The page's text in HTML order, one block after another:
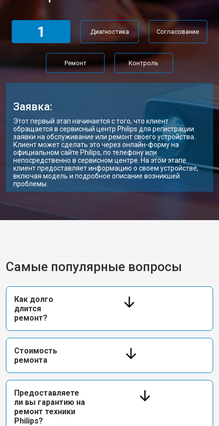
1 Диагностика Согласование
Ремонт Контроль
Заявка:
Этот первый этап начинается с того, что клиент
обращается в сервисный центр Philips для регистрации
заявки на обслуживание или ремонт своего устройства.
Клиент может сделать это через онлайн-форму на
официальном сайте Philips, по телефону или
непосредственно в сервисном центре. На этом этапе
клиент предоставляет информацию о своем устройстве,
включая модель и подробное описание возникшей
проблемы.
Самые популярные вопросы
Как долго
длится
ремонт?
Стоимость
ремонта
Предоставляете
ли вы гарантию на
ремонт техники
Philips?